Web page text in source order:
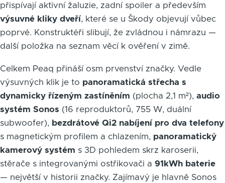
přispívají aktivní žaluzie, zadní spoiler a především
výsuvné kliky dveří, které se u Škody objevují vůbec
poprvé. Konstruktéři slibují, že zvládnou i námrazu —
další položka na seznam věcí k ověření v zimě.
Celkem Peaq přináší osm prvenství značky. Vedle
výsuvných klik je to panoramatická střecha s
dynamicky řízeným zastíněním (plocha 2,1 m²), audio
systém Sonos (16 reproduktorů, 755 W, duální
subwoofer), bezdrátové Qi2 nabíjení pro dva telefony
s magnetickým profilem a chlazením, panoramatický
kamerový systém s 3D pohledem skrz karoserii,
stěrače s integrovanými ostřikovači a 91kWh baterie
— největší v historii značky. Zajímavý je hlavně Sonos